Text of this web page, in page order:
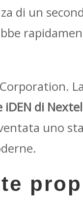
di un
di Nextel
uno